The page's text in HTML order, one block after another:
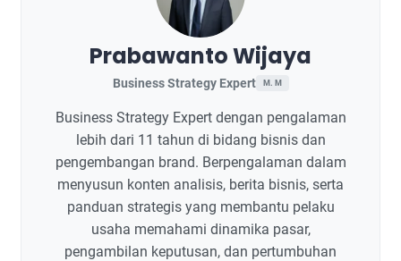
Prabawanto Wijaya
Business Strategy Expert M. M
Business Strategy Expert dengan pengalaman
lebih dari 11 tahun di bidang bisnis dan
pengembangan brand. Berpengalaman dalam
menyusun konten analisis, berita bisnis, serta
panduan strategis yang membantu pelaku
usaha memahami dinamika pasar,
pengambilan keputusan, dan pertumbuhan